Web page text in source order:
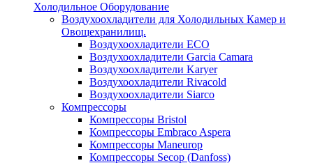
Холодильное Оборудование
Воздухоохладители для Холодильных Камер и
Овощехранилищ.
Воздухоохладители ECO
Воздухоохладители Garcia Camara
Воздухоохладители Karyer
Воздухоохладители Rivacold
Воздухоохладители Siarco
Компрессоры
Компрессоры Bristol
Компрессоры Embraco Aspera
Компрессоры Maneurop
Компрессоры Secop (Danfoss)